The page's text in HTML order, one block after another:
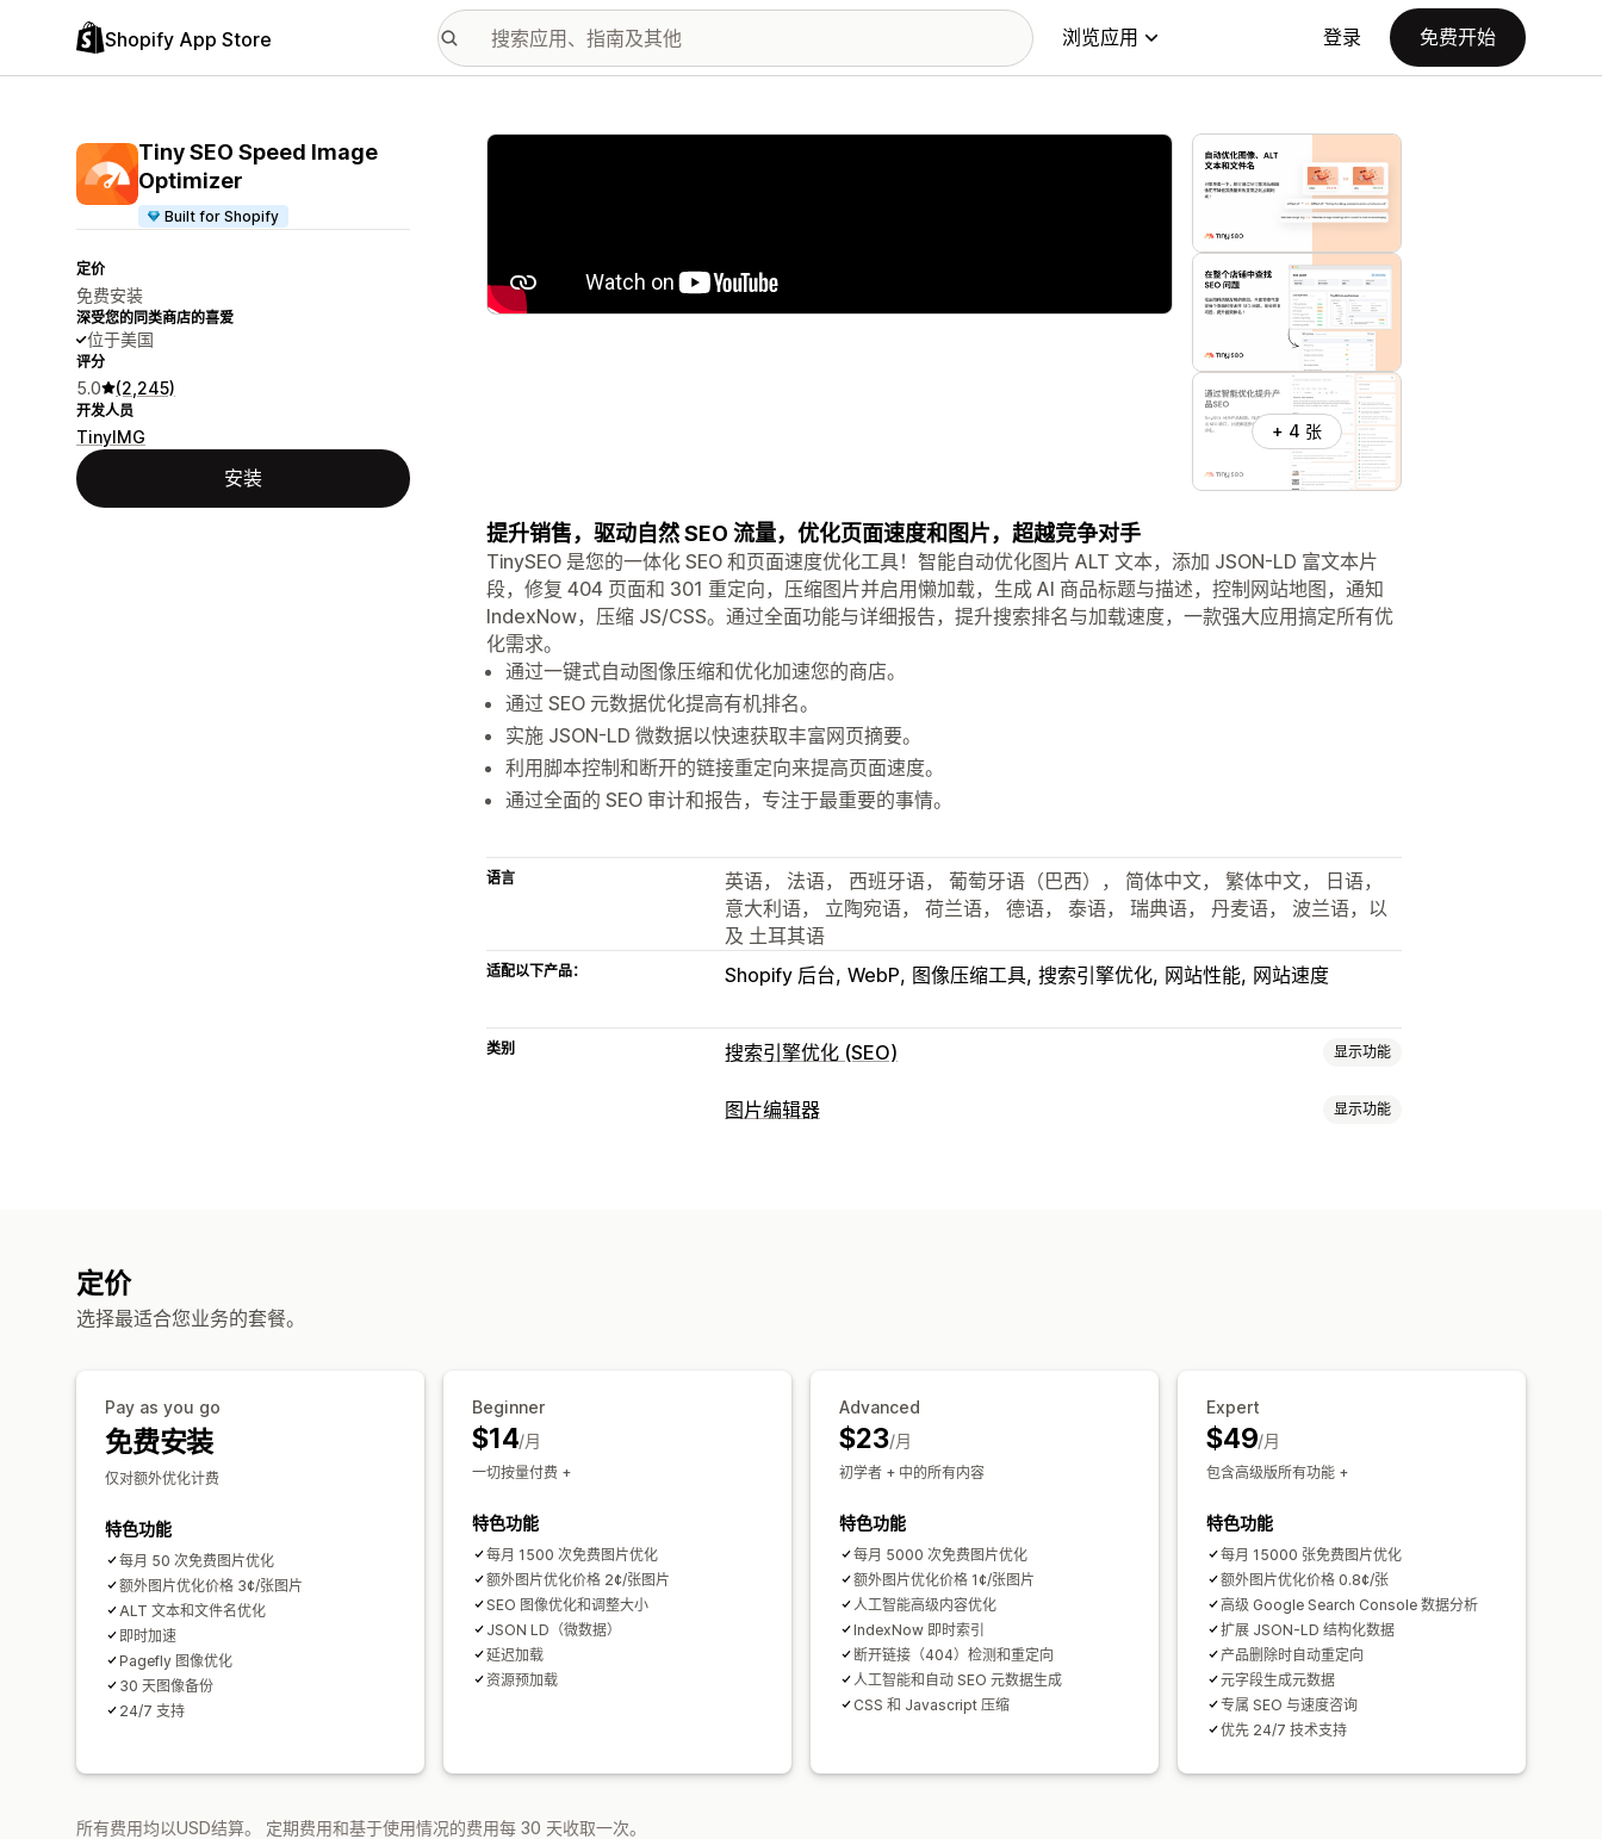
Shopify App Store 浏览应用 登录 免费开始
Tiny SEO Speed Image
Optimizer
Built for Shopify
定价
免费安装
深受您的同类商店的喜爱
位于美国
评分
5.0 (2,245)
开发人员
TinyIMG
安装
配图图库
+ 4 张
提升销售，驱动自然 SEO 流量，优化页面速度和图片，超越竞争对手
TinySEO 是您的一体化 SEO 和页面速度优化工具！智能自动优化图片 ALT 文本，添加 JSON-LD 富文本片
段，修复 404 页面和 301 重定向，压缩图片并启用懒加载，生成 AI 商品标题与描述，控制网站地图，通知
IndexNow，压缩 JS/CSS。通过全面功能与详细报告，提升搜索排名与加载速度，一款强大应用搞定所有优
化需求。
通过一键式自动图像压缩和优化加速您的商店。
通过 SEO 元数据优化提高有机排名。
实施 JSON-LD 微数据以快速获取丰富网页摘要。
利用脚本控制和断开的链接重定向来提高页面速度。
通过全面的 SEO 审计和报告，专注于最重要的事情。
语言
英语， 法语， 西班牙语， 葡萄牙语（巴西）， 简体中文， 繁体中文， 日语，
意大利语， 立陶宛语， 荷兰语， 德语， 泰语， 瑞典语， 丹麦语， 波兰语，以
及 土耳其语
适配以下产品： Shopify 后台 WebP 图像压缩工具 搜索引擎优化 网站性能 网站速度
类别 搜索引擎优化 (SEO) 显示功能
SEO 工具
图片编辑器 显示功能
定价
选择最适合您业务的套餐。
Pay as you go
免费安装
仅对额外优化计费
特色功能
每月 50 次免费图片优化
额外图片优化价格 3¢/张图片
ALT 文本和文件名优化
即时加速
Pagefly 图像优化
30 天图像备份
24/7 支持
Beginner
$14/月
一切按量付费 +
特色功能
每月 1500 次免费图片优化
额外图片优化价格 2¢/张图片
SEO 图像优化和调整大小
JSON LD（微数据）
延迟加载
资源预加载
Advanced
$23/月
初学者 + 中的所有内容
特色功能
每月 5000 次免费图片优化
额外图片优化价格 1¢/张图片
人工智能高级内容优化
IndexNow 即时索引
断开链接（404）检测和重定向
人工智能和自动 SEO 元数据生成
CSS 和 Javascript 压缩
Expert
$49/月
包含高级版所有功能 +
特色功能
每月 15000 张免费图片优化
额外图片优化价格 0.8¢/张
高级 Google Search Console 数据分析
扩展 JSON-LD 结构化数据
产品删除时自动重定向
元字段生成元数据
专属 SEO 与速度咨询
优先 24/7 技术支持
所有费用均以USD结算。 定期费用和基于使用情况的费用每 30 天收取一次。